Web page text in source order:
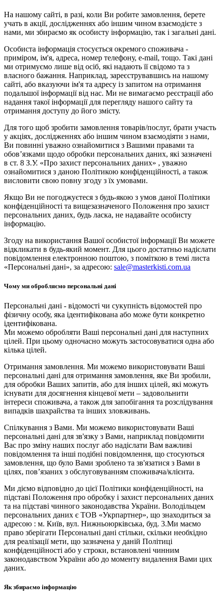
На нашому сайті, в разі, коли Ви робите замовлення, берете
учать в акції, дослідженнях або іншим чином взаємодієте з
нами, ми збираємо як особисту інформацію, так і загальні дані.
Особиста інформація стосується окремого споживача -
приміром, ім'я, адреса, номер телефону, e-mail, тощо. Такі дані
ми отримуємо лише від осіб, які надають її свідомо та з
власного бажання. Наприклад, зареєструвавшись на нашому
сайті, або вказуючи ім'я та адресу із запитом на отримання
подальшої інформації від нас. Ми не вимагаємо реєстрації або
надання такої інформації для перегляду нашого сайту та
отримання доступу до його змісту.
Для того щоб зробити замовлення товарів/послуг, брати участь
у акціях, дослідженнях або іншим чином взаємодіяти з нами,
Ви повинні уважно ознайомитися з Вашими правами та
обов’язками щодо обробки персональних даних, які зазначені
в ст. 8 З.У. «Про захист персональних даних» , уважно
ознайомитися з даною Політикою конфіденційності, а також
висловити свою повну згоду з їх умовами.
Якщо Ви не погоджуєтеся з будь-якою з умов даної Політики
конфіденційності та вищезазначеного Положення про захист
персональних даних, будь ласка, не надавайте особисту
інформацію.
Згоду на використання Вашої особистої інформації Ви можете
відкликати в будь-який момент. Для цього достатньо надіслати
повідомлення електронною поштою, з поміткою в темі листа
«Персональні дані», за адресою: sale@masterkisti.com.ua
Чому ми обробляємо персональні дані
Персональні дані - відомості чи сукупність відомостей про
фізичну особу, яка ідентифікована або може бути конкретно
ідентифікована.
Ми можемо обробляти Ваші персональні дані для наступних
цілей. При цьому одночасно можуть застосовуватися одна або
кілька цілей.
Отримання замовлення. Ми можемо використовувати Ваші
персональні дані для отримання замовлення, яке Ви зробили,
для обробки Ваших запитів, або для інших цілей, які можуть
існувати для досягнення кінцевої мети – задовольнити
інтереси споживача, а також для запобігання та розслідування
випадків шахрайства та інших зловживань.
Спілкування з Вами. Ми можемо використовувати Ваші
персональні дані для зв'язку з Вами, наприклад повідомити
Вас про зміну наших послуг або надіслати Вам важливі
повідомлення та інші подібні повідомлення, що стосуються
замовлення, що було Вами зроблено та зв'язатися з Вами в
цілях, пов’язаних з обслуговуванням споживача/клієнта.
Ми діємо відповідно до цієї Політики конфіденційності, на
підставі Положення про обробку і захист персональних даних
та на підставі чинного законодавства України. Володільцем
персональних даних є ТОВ «Укрпартнер», що знаходиться за
адресою : м. Київ, вул. Нижньоюркiвська, буд. 3.Ми маємо
право зберігати Персональні дані стільки, скільки необхідно
для реалізації мети, що зазначена у даній Політиці
конфіденційності або у строки, встановлені чинним
законодавством України або до моменту видалення Вами цих
даних.
Як збираємо інформацію